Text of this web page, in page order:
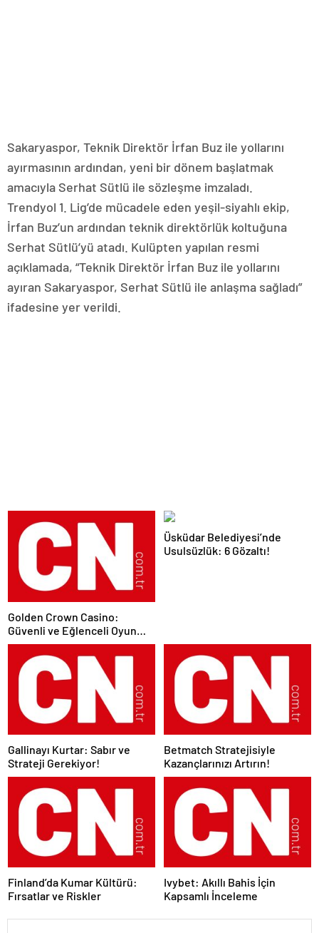
Sakaryaspor, Teknik Direktör İrfan Buz ile yollarını
ayırmasının ardından, yeni bir dönem başlatmak
amacıyla Serhat Sütlü ile sözleşme imzaladı.
Trendyol 1. Lig’de mücadele eden yeşil-siyahlı ekip,
İrfan Buz’un ardından teknik direktörlük koltuğuna
Serhat Sütlü’yü atadı. Kulüpten yapılan resmi
açıklamada, “Teknik Direktör İrfan Buz ile yollarını
ayıran Sakaryaspor, Serhat Sütlü ile anlaşma sağladı”
ifadesine yer verildi.
Golden Crown Casino:
Güvenli ve Eğlenceli Oyun
Deneyimi
Üsküdar Belediyesi’nde
Usulsüzlük: 6 Gözaltı!
Gallinayı Kurtar: Sabır ve
Strateji Gerekiyor!
Betmatch Stratejisiyle
Kazançlarınızı Artırın!
Finland’da Kumar Kültürü:
Fırsatlar ve Riskler
Ivybet: Akıllı Bahis İçin
Kapsamlı İnceleme